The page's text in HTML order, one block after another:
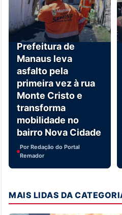
Prefeitura de
Manaus leva
asfalto pela
primeira vez à rua
Monte Cristo e
transforma
mobilidade no
bairro Nova Cidade
Por Redação do Portal
Remador
MAIS LIDAS DA